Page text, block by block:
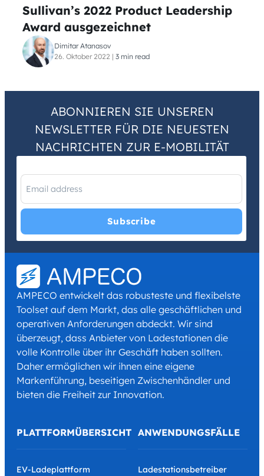
Sullivan’s 2022 Product Leadership
Award ausgezeichnet
Dimitar Atanasov
26. Oktober 2022 | 3 min read
ABONNIEREN SIE UNSEREN
NEWSLETTER FÜR DIE NEUESTEN
NACHRICHTEN ZUR E-MOBILITÄT
I have read and agree with thePrivacy PolicyandTerms and
Conditions.*
AMPECO entwickelt das robusteste und flexibelste
Toolset auf dem Markt, das alle geschäftlichen und
operativen Anforderungen abdeckt. Wir sind
überzeugt, dass Anbieter von Ladestationen die
volle Kontrolle über ihr Geschäft haben sollten.
Daher ermöglichen wir ihnen eine eigene
Markenführung, beseitigen Zwischenhändler und
bieten die Freiheit zur Innovation.
PLATTFORMÜBERSICHT
EV-Ladeplattform
ANWENDUNGSFÄLLE
Ladestationsbetreiber